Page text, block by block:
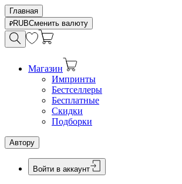
Главная
RUBСменить валюту
Магазин
Импринты
Бестселлеры
Бесплатные
Скидки
Подборки
Автору
Войти в аккаунт